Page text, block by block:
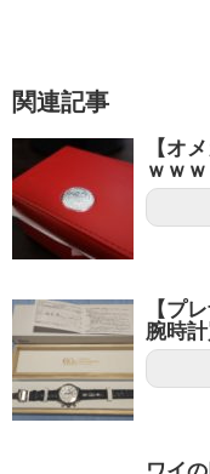
関連記事
【オ
ｗｗ
【プ
腕時